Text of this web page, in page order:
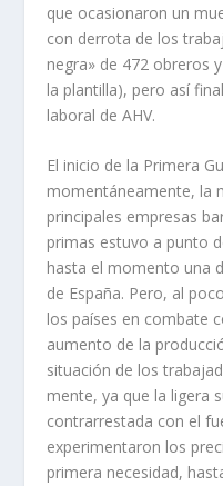
que ocasionaron un
con derrota de los
negra» de 472 obreros
la plantilla), pero así­
laboral de AHV.
El inicio de la Primera
momentáneamente, la
principales empresas
primas estuvo a punto
hasta el momento una
de España. Pero, al
los paí­ses en combate
aumento de la
situación de los
mente, ya que la ligera
contrarrestada con el
experimentaron los
primera nece­sidad,